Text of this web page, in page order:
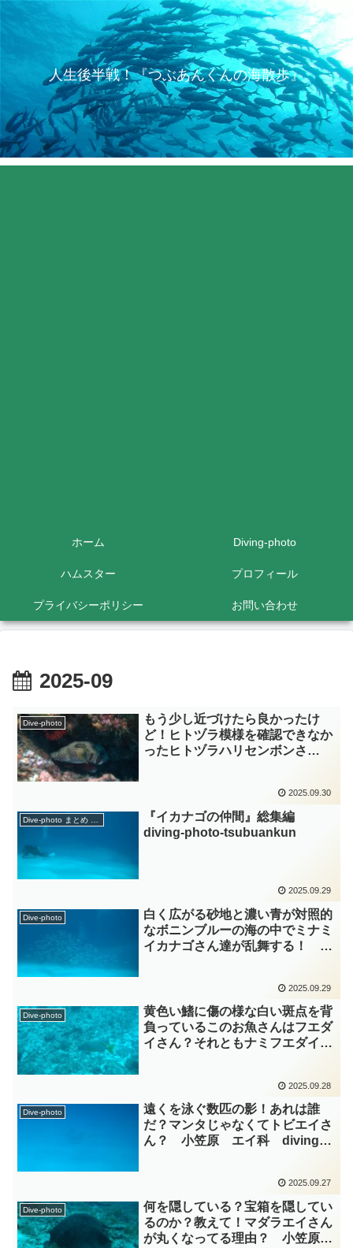
人生後半戦！『つぶあんくんの海散歩』
ホーム Diving-photo
ハムスター プロフィール
プライバシーポリシー お問い合わせ
2025-09
Dive-photo
もう少し近づけたら良かったけ
ど！ヒトヅラ模様を確認できなか
ったヒトヅラハリセンボンさ
2025.09.30
Dive-photo まとめ 分類
『イカナゴの仲間』総集編
diving-photo‐tsubuankun
2025.09.29
Dive-photo
白く広がる砂地と濃い青が対照的
なボニンブルーの海の中でミナミ
イカナゴさん達が乱舞する！ 小
2025.09.29
Dive-photo
黄色い鰭に傷の様な白い斑点を背
負っているこのお魚さんはフエダ
イさん？それともナミフエダイさ
2025.09.28
Dive-photo
遠くを泳ぐ数匹の影！あれは誰
だ？マンタじゃなくてトビエイさ
ん？ 小笠原 エイ科 diving-
2025.09.27
Dive-photo
何を隠している？宝箱を隠してい
るのか？教えて！マダラエイさん
が丸くなってる理由？ 小笠原